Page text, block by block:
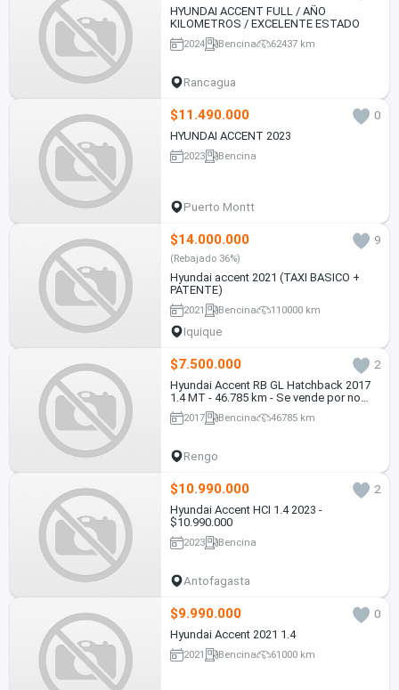
HYUNDAI ACCENT FULL / AÑO
KILOMETROS / EXCELENTE ESTADO
2024 Bencina 62437 km
Rancagua
$11.490.000
0
HYUNDAI ACCENT 2023
2023 Bencina
Puerto Montt
$14.000.000 9
(Rebajado 36%)
Hyundai accent 2021 (TAXI BASICO +
PATENTE)
2021 Bencina 110000 km
Iquique
$7.500.000
2
Hyundai Accent RB GL Hatchback 2017
1.4 MT - 46.785 km - Se vende por no
uso
2017 Bencina 46785 km
Rengo
$10.990.000
2
Hyundai Accent HCI 1.4 2023 -
$10.990.000
2023 Bencina
Antofagasta
$9.990.000
0
Hyundai Accent 2021 1.4
2021 Bencina 61000 km